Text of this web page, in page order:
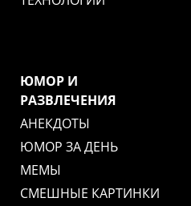
ЮМОР И
РАЗВЛЕЧЕНИЯ
АНЕКДОТЫ
ЮМОР ЗА ДЕНЬ
МЕМЫ
СМЕШНЫЕ КАРТИНКИ